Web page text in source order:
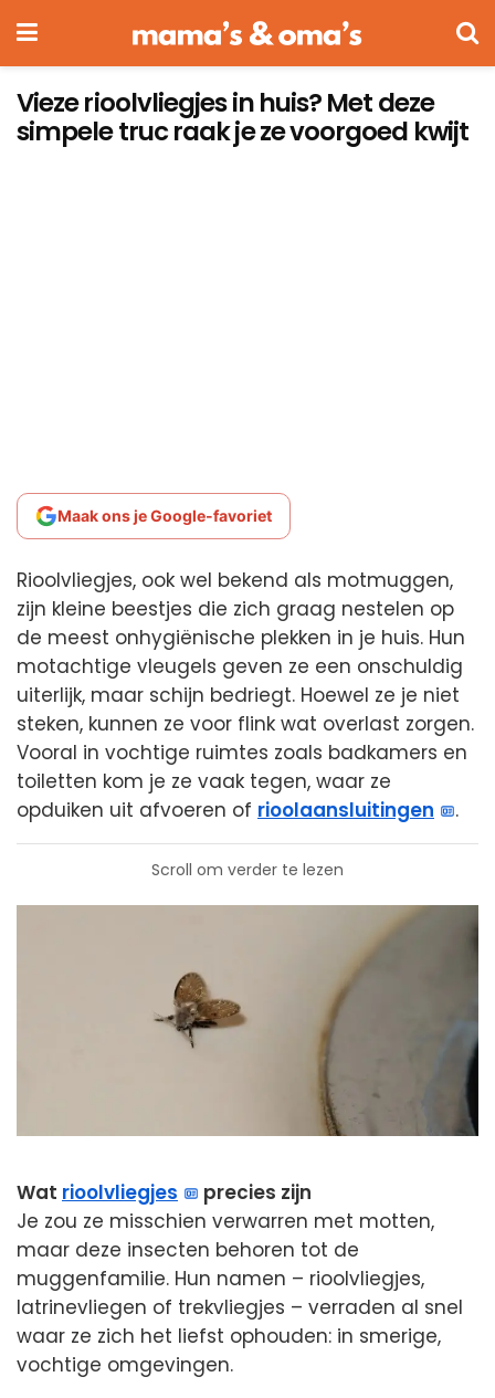
Vieze rioolvliegjes in huis? Met deze
simpele truc raak je ze voorgoed kwijt
Maak ons je Google-favoriet
Rioolvliegjes, ook wel bekend als motmuggen,
zijn kleine beestjes die zich graag nestelen op
de meest onhygiënische plekken in je huis. Hun
motachtige vleugels geven ze een onschuldig
uiterlijk, maar schijn bedriegt. Hoewel ze je niet
steken, kunnen ze voor flink wat overlast zorgen.
Vooral in vochtige ruimtes zoals badkamers en
toiletten kom je ze vaak tegen, waar ze
opduiken uit afvoeren of rioolaansluitingen .
Scroll om verder te lezen
Wat rioolvliegjes
precies zijn
Je zou ze misschien verwarren met motten,
maar deze insecten behoren tot de
muggenfamilie. Hun namen – rioolvliegjes,
latrinevliegen of trekvliegjes – verraden al snel
waar ze zich het liefst ophouden: in smerige,
vochtige omgevingen.